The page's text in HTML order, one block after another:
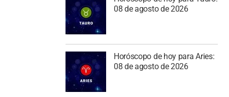
08 de agosto de 2026
Horóscopo de hoy para Aries:
08 de agosto de 2026